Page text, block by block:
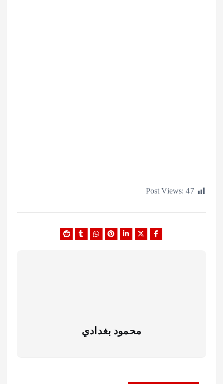
Post Views:
محمود بغدادي